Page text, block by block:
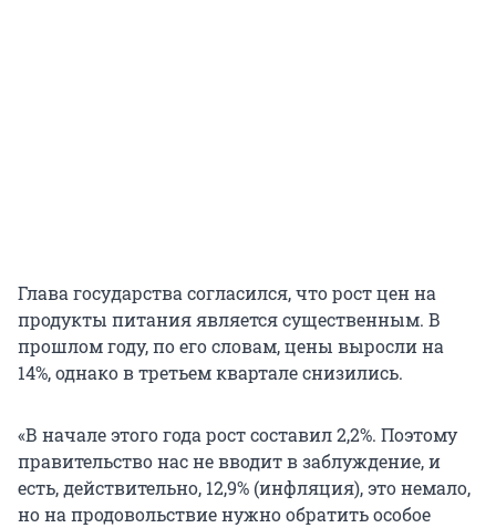
Глава государства согласился, что рост цен на
продукты питания является существенным. В
прошлом году, по его словам, цены выросли на
14%, однако в третьем квартале снизились.
«В начале этого года рост составил 2,2%. Поэтому
правительство нас не вводит в заблуждение, и
есть, действительно, 12,9% (инфляция), это немало,
но на продовольствие нужно обратить особое